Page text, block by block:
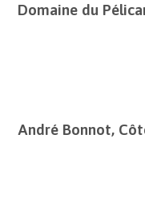
Domaine du
André Bonnot,